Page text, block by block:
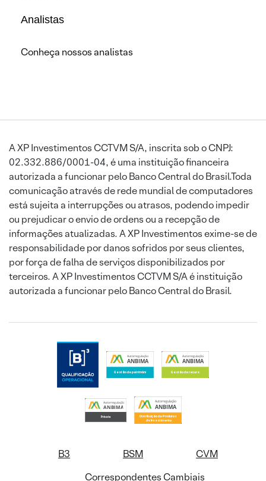
Analistas
Conheça nossos analistas
A XP Investimentos CCTVM S/A, inscrita sob o CNPJ:
02.332.886/0001-04, é uma instituição financeira
autorizada a funcionar pelo Banco Central do Brasil.Toda
comunicação através de rede mundial de computadores
está sujeita a interrupções ou atrasos, podendo impedir
ou prejudicar o envio de ordens ou a recepção de
informações atualizadas. A XP Investimentos exime-se de
responsabilidade por danos sofridos por seus clientes,
por força de falha de serviços disponibilizados por
terceiros. A XP Investimentos CCTVM S/A é instituição
autorizada a funcionar pelo Banco Central do Brasil.
B3 BSM
CVM
Correspondentes Cambiais